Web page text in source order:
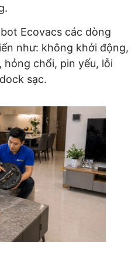
Ecovacs các dòng
như: không khởi động,
hỏng chổi, pin yếu, lỗi
sạc.